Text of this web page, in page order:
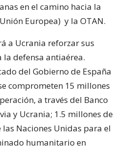
en el camino hacia la
Europea) y la OTAN.
a Ucrania reforzar sus
defensa antiaérea.
del Gobierno de España
comprometen 15 millones
a través del Banco
y Ucrania; 1.5 millones de
Naciones Unidas para el
humanitario en